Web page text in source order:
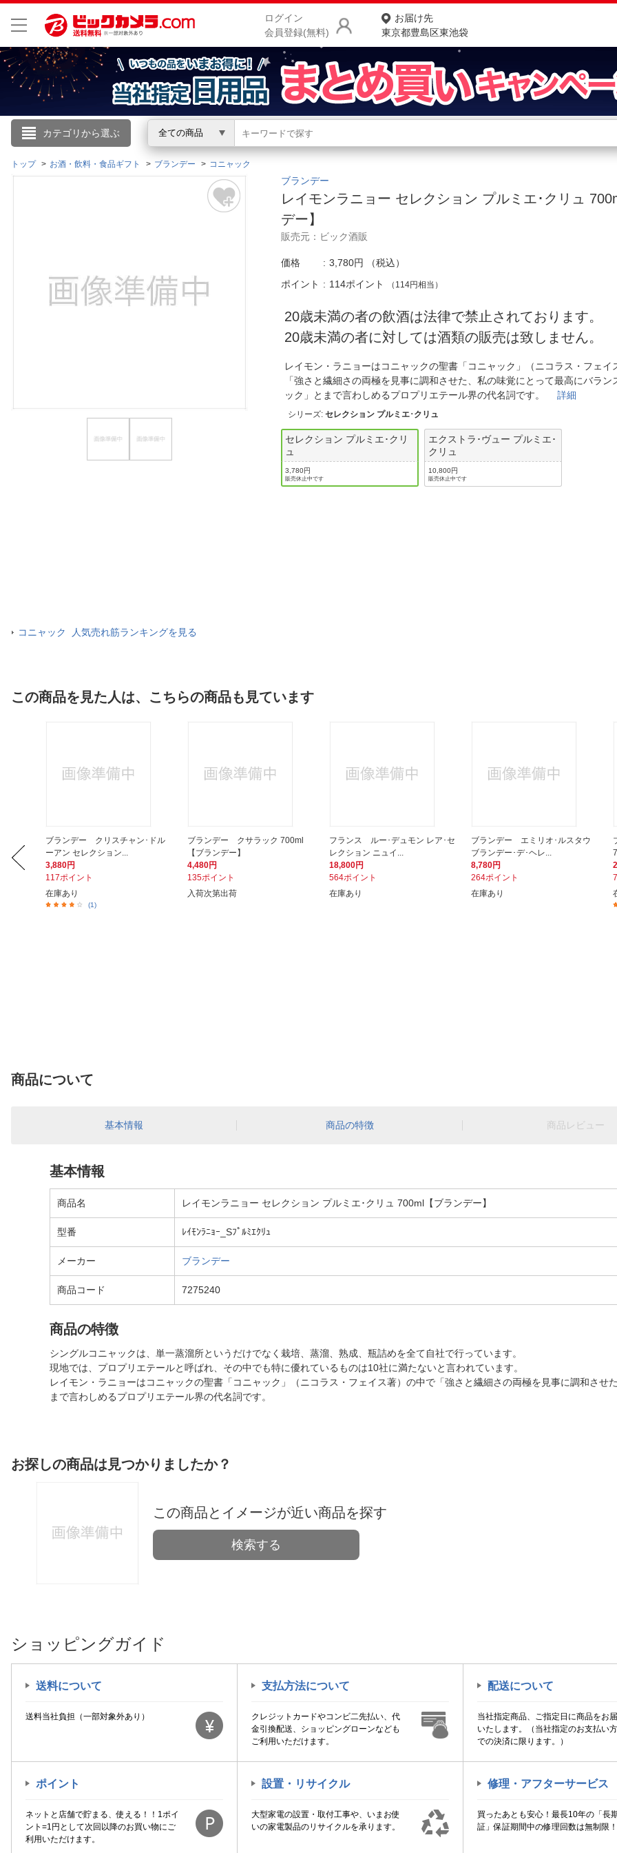
ログイン
会員登録(無料)
お届け先
東京都豊島区東池袋
カテゴリから選ぶ 全ての商品
こんにちは
ログイン
閲覧履歴
商品をさがす
ランキングからさがす
お客様サポート
ご利用ガイド
よくある質問・お問合せ
ご利用規約
トップ お酒・飲料・食品ギフト ブランデー コニャック
ブランデー
レイモンラニョー セレクション プルミエ･クリュ
デー】
販売元：ビック酒販
価格 3,780円
（税込）
ポイント
114ポイント （114円相当）
20歳未満の者の飲酒は法律で禁止されております。
20歳未満の者に対しては酒類の販売は致しません。
レイモン・ラニョーはコニャックの聖書「コニャック」（ニコラス・フェイ
「強さと繊細さの両極を見事に調和させた、私の味覚にとって最高にバラン
ック」とまで言わしめるプロプリエテール界の代名詞です。詳細
シリーズ:セレクション プルミエ･クリュ
セレクション プルミエ･クリ
ュ
3,780円
販売休止中です
エクストラ･ヴュー プルミエ･
クリュ
10,800円
販売休止中です
コニャック 人気売れ筋ランキングを見る
この商品を見た人は、こちらの商品も見ています
ブランデー クリスチャン･ドル
ーアン セレクション...
3,880円
117ポイント
在庫あり
(1)
ブランデー クサラック 700ml
【ブランデー】
4,480円
135ポイント
入荷次第出荷
フランス ルー･デュモン レア･セ
レクション ニュイ...
18,800円
564ポイント
在庫あり
ブランデー エミリオ･ルスタウ
ブランデー･デ･ヘレ...
8,780円
264ポイント
在庫あり
商品について
基本情報 商品の特徴 商品レビュー
基本情報
商品名 レイモンラニョー セレクション プルミエ･クリュ 700ml【ブランデー】
型番 ﾚｲﾓﾝﾗﾆｮｰ_Sﾌﾟﾙﾐｴｸﾘｭ
メーカー ブランデー
商品コード 7275240
商品の特徴
シングルコニャックは、単一蒸溜所というだけでなく栽培、蒸溜、熟成、瓶詰めを全て自社で行っています。
現地では、プロプリエテールと呼ばれ、その中でも特に優れているものは10社に満たないと言われています。
レイモン・ラニョーはコニャックの聖書「コニャック」（ニコラス・フェイス著）の中で「強さと繊細さの両極を見事に調和させ
まで言わしめるプロプリエテール界の代名詞です。
お探しの商品は見つかりましたか？
この商品とイメージが近い商品を探す
検索する
ショッピングガイド
送料について
送料当社負担（一部対象外あり）
支払方法について
クレジットカードやコンビ二先払い、代
金引換配送、ショッピングローンなども
ご利用いただけます。
配送について
当社指定商品、ご指定日に商品をお
いたします。（当社指定のお支払い
での決済に限ります。）
ポイント
ネットと店舗で貯まる、使える！！1ポイ
ント=1円として次回以降のお買い物にご
利用いただけます。
設置・リサイクル
大型家電の設置・取付工事や、いまお使
いの家電製品のリサイクルを承ります。
修理・アフターサービス
買ったあとも安心！最長10年の「長
証」保証期間中の修理回数は無制限！